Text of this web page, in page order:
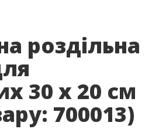
роздільна
30 x 20 см
700013)